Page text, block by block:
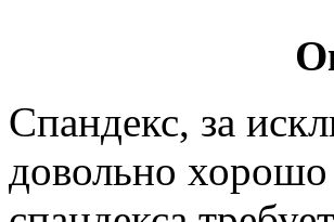
Спандекс, за
довольно хорошо